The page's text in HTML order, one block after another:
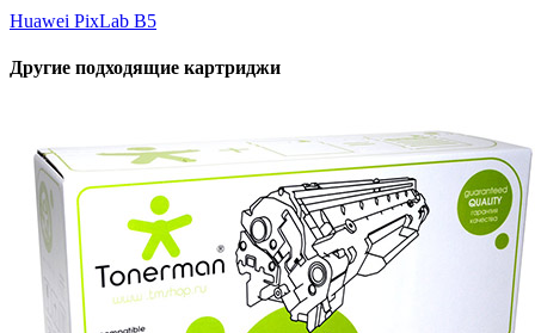
Huawei PixLab B5
Другие подходящие картриджи